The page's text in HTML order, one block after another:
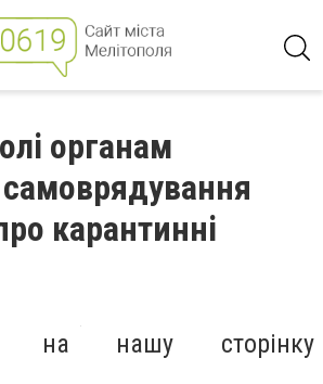
органам
карантинні
на нашу сторінку